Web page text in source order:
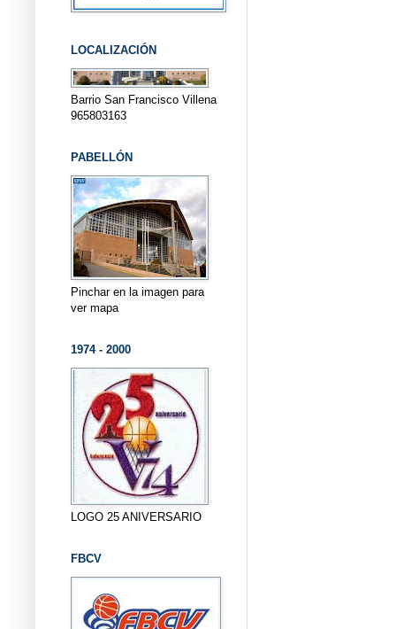
LOCALIZACIÓN
Barrio San Francisco Villena
965803163
PABELLÓN
Pinchar en la imagen para
ver mapa
1974 - 2000
LOGO 25 ANIVERSARIO
FBCV